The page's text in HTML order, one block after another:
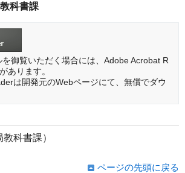
科書課
御覧いただく場合には、Adobe Acrobat R
あります。
は開発元のWebページにて、無償でダウ
科書課）
ページの先頭に戻る